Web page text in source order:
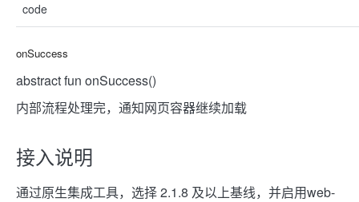
code
onSuccess
abstract fun onSuccess()
内部流程处理完，通知网页容器继续加载
接入说明
通过原生集成工具，选择 2.1.8 及以上基线，并启用web-